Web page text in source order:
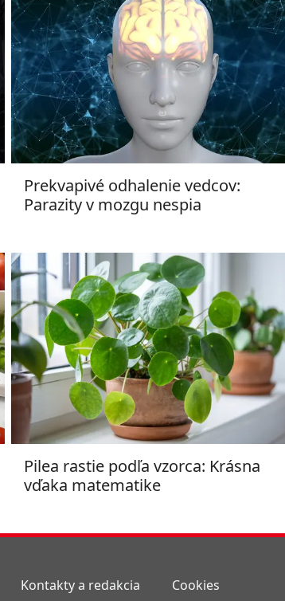
Prekvapivé odhalenie vedcov:
Parazity v mozgu nespia
Pilea rastie podľa vzorca: Krásna
vďaka matematike
Kontakty a redakcia Cookies